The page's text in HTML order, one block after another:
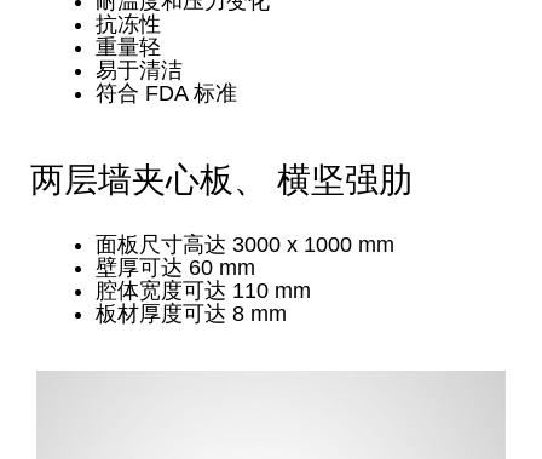
抗冻性
重量轻
易于清洁
符合 FDA 标准
两层墙夹心板、 横坚强肋
面板尺寸高达 3000 x 1000 mm
壁厚可达 60 mm
腔体宽度可达 110 mm
板材厚度可达 8 mm